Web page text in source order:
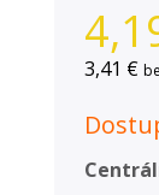
3,41 €